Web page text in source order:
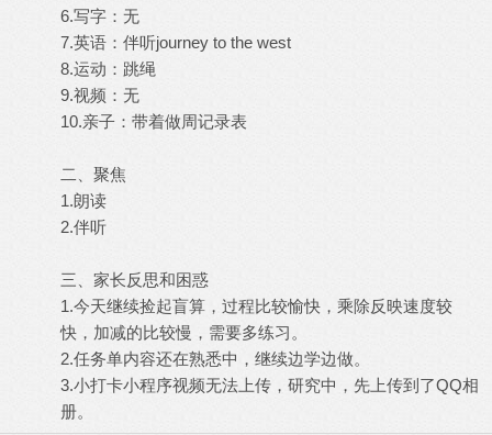
6.写字：无
7.英语：伴听journey to the west
8.运动：跳绳
9.视频：无
10.亲子：带着做周记录表
二、聚焦
1.朗读
2.伴听
三、家长反思和困惑
1.今天继续捡起盲算，过程比较愉快，乘除反映速度较
快，加减的比较慢，需要多练习。
2.任务单内容还在熟悉中，继续边学边做。
3.小打卡小程序视频无法上传，研究中，先上传到了QQ相
册。